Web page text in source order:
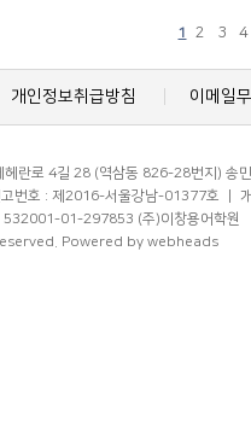
1 2 3 4
개인정보취급방침 이메일
란로 4길 28 (역삼동 826-28번지) 송
번호 : 제2016-서울강남-01377호
532001-01-297853 (주)이창용어학원
Powered by webheads